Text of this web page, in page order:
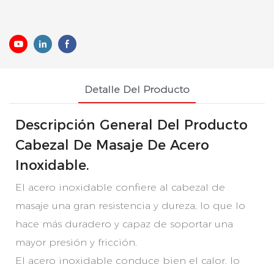
Detalle Del Producto
Descripción General Del Producto
Cabezal De Masaje De Acero
Inoxidable.
El acero inoxidable confiere al cabezal de
masaje una gran resistencia y dureza, lo que lo
hace más duradero y capaz de soportar una
mayor presión y fricción.
El acero inoxidable conduce bien el calor, lo